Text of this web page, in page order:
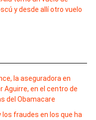
y desde allí otro vuelo
la aseguradora en
Aguirre, en el centro de
del Obamacare
los fraudes en los que ha